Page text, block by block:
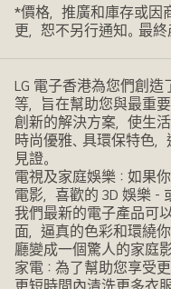
*價格，推廣和庫存或因
更，恕不另行通知。最
LG 電子香港為您們創
等，旨在幫助您與最重
創新的解決方案，使生
時尚優雅、具環保特色
見證。
電視及家庭娛樂：如果
電影，喜歡的 3D 娛樂 -
我們最新的電子產品可
面，逼真的色彩和環繞
廳變成一個驚人的家庭影
家電：為了幫助您享受